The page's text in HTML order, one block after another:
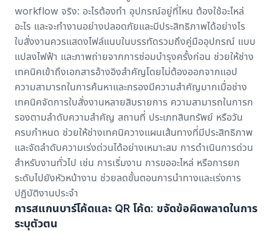
workflow จริง: อะไรต้องทำ อุปกรณ์อยู่ที่ไหน ต้องใช้อะไหล่
อะไร และจะทำงานอย่างปลอดภัยและมีประสิทธิภาพได้อย่างไร
ใบสั่งงานควรแสดงไฟล์แนบในบรรทัดรวมถึงคู่มืออุปกรณ์ แบบ
แปลงไฟฟ้า และภาพถ่ายจากการซ่อมบำรุงครั้งก่อน ช่วยให้ช่าง
เทคนิคเข้าถึงเอกสารอ้างอิงสำคัญโดยไม่ต้องออกจากแอป
ความสามารถในการค้นหาและกรองมีความสำคัญมากเมื่อช่าง
เทคนิคจัดการใบสั่งงานหลายสิบรายการ ความสามารถในการก
รองตามลำดับความสำคัญ สถานที่ ประเภทสินทรัพย์ หรือวัน
ครบกำหนด ช่วยให้ช่างเทคนิควางแผนเส้นทางที่มีประสิทธิภาพ
และจัดลำดับความเร่งด่วนได้อย่างเหมาะสม การดำเนินการด่วน
สำหรับงานทั่วไป เช่น การเริ่มงาน การขออะไหล่ หรือการยก
ระดับไปยังหัวหน้างาน ช่วยลดขั้นตอนการนำทางและเร่งการ
ปฏิบัติงานประจำ
การสแกนบาร์โค้ดและ QR โค้ด: ขจัดข้อผิดพลาดในการ
ระบุตัวตน